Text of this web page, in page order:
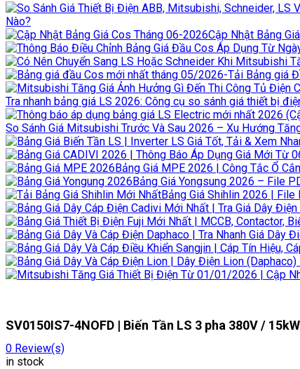
Nào?
Cập Nhật Bảng
Tra nhanh bảng giá LS 2026: Công cụ so sánh giá thiết bị
So Sánh Giá Mitsubishi Trước Và Sau 2026 – Xu Hướng
Bảng Giá MPE 2026 | Công Tắc Ổ
Bảng Giá Yongsung 2026 – File
Bảng Giá Shihlin 2026 |
SV0150IS7-4NOFD | Biến Tần LS 3 pha 380V / 15kW
0 Review(s)
in stock